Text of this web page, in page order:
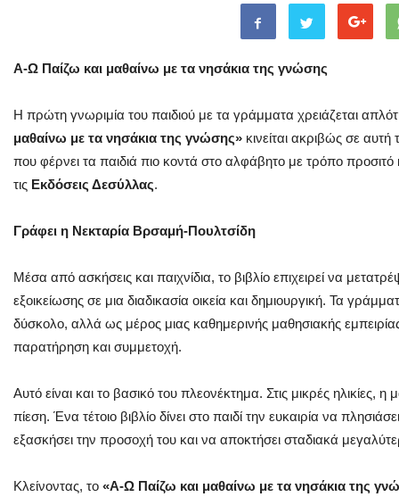
Α-Ω Παίζω και μαθαίνω με τα νησάκια της γνώσης
Η πρώτη γνωριμία του παιδιού με τα γράμματα χρειάζεται
μαθαίνω με τα νησάκια της γνώσης» κινείται ακριβώς σε
που φέρνει τα παιδιά πιο κοντά στο αλφάβητο με τρόπο
τις Εκδόσεις Δεσύλλας.
Γράφει η Νεκταρία Βρσαμή-Πουλτσίδη
Μέσα από ασκήσεις και παιχνίδια, το βιβλίο επιχειρεί να
εξοικείωσης σε μια διαδικασία οικεία και δημιουργική. Τα
δύσκολο, αλλά ως μέρος μιας καθημερινής μαθησιακής
παρατήρηση και συμμετοχή.
Αυτό είναι και το βασικό του πλεονέκτημα. Στις μικρές ηλικίες,
πίεση. Ένα τέτοιο βιβλίο δίνει στο παιδί την ευκαιρία να
εξασκήσει την προσοχή του και να αποκτήσει σταδιακά
Κλείνοντας, το «Α-Ω Παίζω και μαθαίνω με τα νησάκια της